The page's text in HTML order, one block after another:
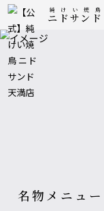
純けい焼鳥
ニドサンド
名物メニュー